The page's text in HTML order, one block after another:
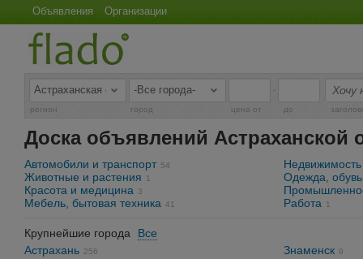
Объявления Организации
-
регион город цена от до
Доска объявлений Астраханской
Автомобили и транспорт 54
Животные и растения 1
Красота и медицина 3
Мебель, бытовая техника 41
Недвижимость
Одежда,
Работа
1
Крупнейшие города
Все
Астрахань 256 Знаменск 9